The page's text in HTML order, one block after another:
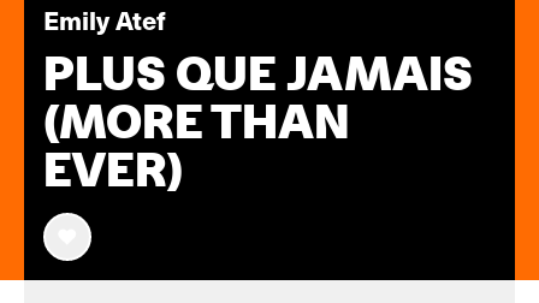
Emily Atef
PLUS QUE JAMAIS
(MORE THAN
EVER)